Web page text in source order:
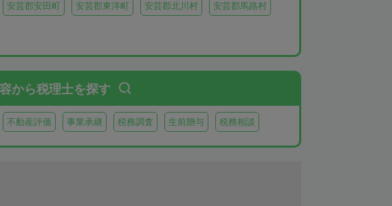
安芸郡安田町 安芸郡東洋町 安芸郡北川村 安芸郡馬路村
から税理士を探す
不動産評価 事業承継 税務調査 生前贈与 税務相談